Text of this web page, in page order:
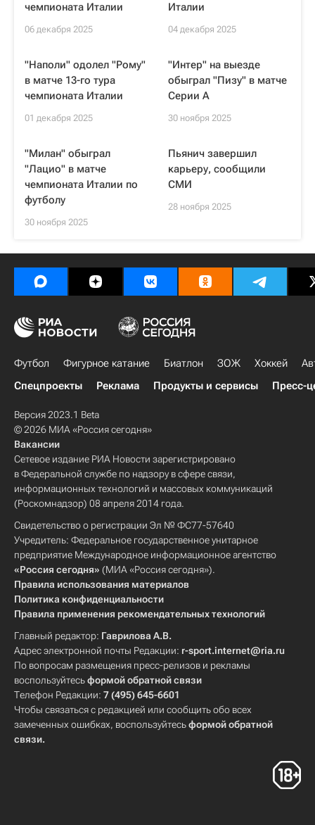
чемпионата Италии
06 декабря 2025
Италии
04 декабря 2025
"Наполи" одолел "Рому"
в матче 13-го тура
чемпионата Италии
01 декабря 2025
"Интер" на выезде
обыграл "Пизу" в матче
Серии А
30 ноября 2025
"Милан" обыграл
"Лацио" в матче
чемпионата Италии по
футболу
30 ноября 2025
Пьянич завершил
карьеру, сообщили
СМИ
28 ноября 2025
Футбол Фигурное катание Биатлон ЗОЖ Хоккей
Спецпроекты
Реклама Продукты и сервисы Пресс-
Версия 2023.1 Beta
© 2026 МИА «Россия сегодня»
Вакансии
Сетевое издание РИА Новости зарегистрировано
в Федеральной службе по надзору в сфере связи,
информационных технологий и массовых коммуникаций
(Роскомнадзор) 08 апреля 2014 года.
Свидетельство о регистрации Эл № ФС77-57640
Учредитель: Федеральное государственное унитарное
предприятие Международное информационное агентство
«Россия сегодня» (МИА «Россия сегодня»).
Правила использования материалов
Политика конфиденциальности
Правила применения рекомендательных технологий
Главный редактор: Гаврилова А.В.
Адрес электронной почты Редакции: r-sport.internet@ria.ru
По вопросам размещения пресс-релизов и рекламы
воспользуйтесьформой обратной связи
Телефон Редакции: 7 (495) 645-6601
Чтобы связаться с редакцией или сообщить обо всех
замеченных ошибках, воспользуйтесьформой обратной
связи.